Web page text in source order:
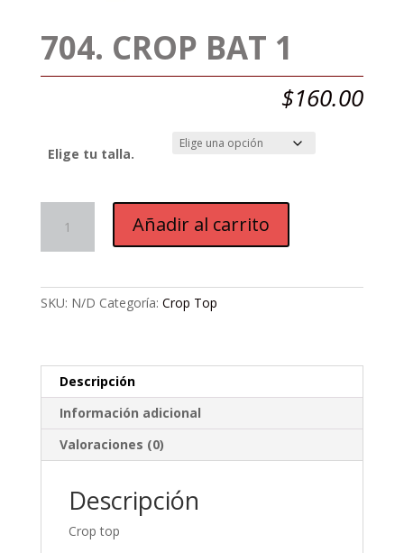
704. CROP BAT 1
$160.00
Elige tu talla.
CROP
BAT
cantidad
Añadir al carrito
SKU: N/D Categoría: Crop Top
Descripción
Información adicional
Valoraciones (0)
Descripción
Crop top